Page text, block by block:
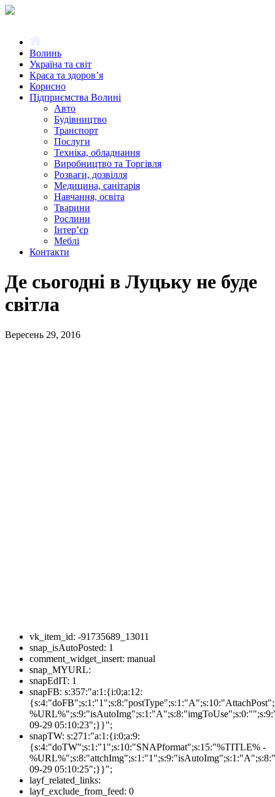
Волинь
Україна та світ
Краса та здоров’я
Корисно
Підприємства Волині
Авто
Будівництво
Транспорт
Послуги
Техніка, обладнання
Виробництво та Торгівля
Розваги, дозвілля
Медицина, санітарія
Навчання, освіта
Тварини
Рослини
Інтер’єр
Меблі
Контакти
Де сьогодні в Луцьку не буде
світла
Вересень 29, 2016
vk_item_id: -91735689_13011
snap_isAutoPosted: 1
comment_widget_insert: manual
snap_MYURL:
snapEdIT: 1
snapFB: s:357:"a:1:{i:0;a:12:
09-29 05:10:23";}}";
snapTW: s:271:"a:1:{i:0;a:9:
{s:4:"doTW";s:1:"1";s:10:"SNAPformat";s:15:"%TITLE% -
09-29 05:10:25";}}";
layf_related_links:
layf_exclude_from_feed: 0